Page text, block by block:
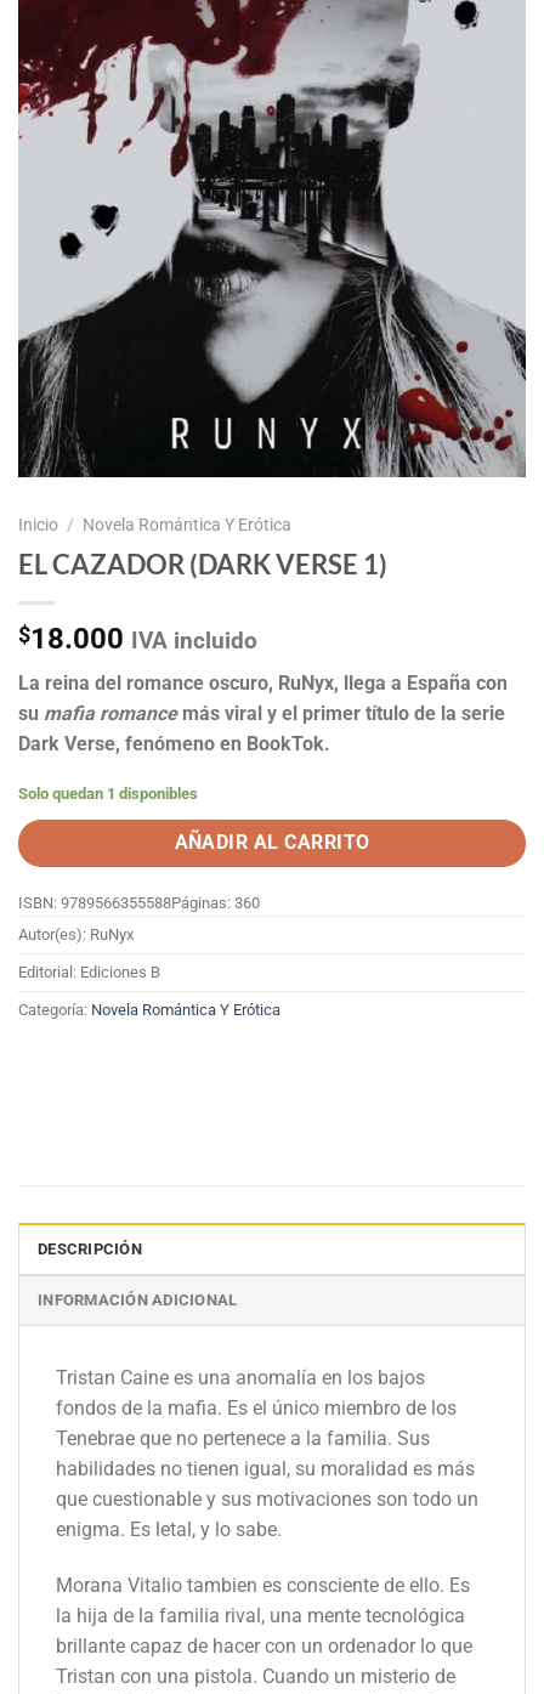
Inicio / Novela Romántica Y Erótica
EL CAZADOR (DARK VERSE 1)
$18.000 IVA incluido
La reina del romance oscuro, RuNyx, llega a España con
su mafia romancemás viral y el primer título de la serie
Dark Verse, fenómeno en BookTok.
Solo quedan 1 disponibles
AÑADIR AL CARRITO
ISBN: 9789566355588Páginas: 360
Autor(es): RuNyx
Editorial: Ediciones B
Categoría: Novela Romántica Y Erótica
DESCRIPCIÓN
INFORMACIÓN ADICIONAL
Tristan Caine es una anomalía en los bajos
fondos de la mafia. Es el único miembro de los
Tenebrae que no pertenece a la familia. Sus
habilidades no tienen igual, su moralidad es más
que cuestionable y sus motivaciones son todo un
enigma. Es letal, y lo sabe.
Morana Vitalio tambien es consciente de ello. Es
la hija de la familia rival, una mente tecnológica
brillante capaz de hacer con un ordenador lo que
Tristan con una pistola. Cuando un misterio de